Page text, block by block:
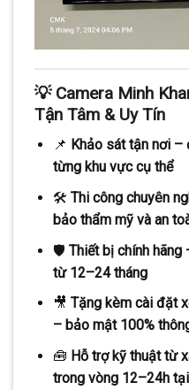
💡 Camera Minh
Tận Tâm & Uy Tín
📌 Khảo sát tận nơi –
từng khu vực cụ thể
🛠️ Thi công chuyên
bảo thẩm mỹ và an
🛡️ Thiết bị chính hãng
từ 12–24 tháng
🎥 Tặng kèm cài đặt
– bảo mật 100%
🧰 Hỗ trợ kỹ thuật từ
trong vòng 12–24h tại